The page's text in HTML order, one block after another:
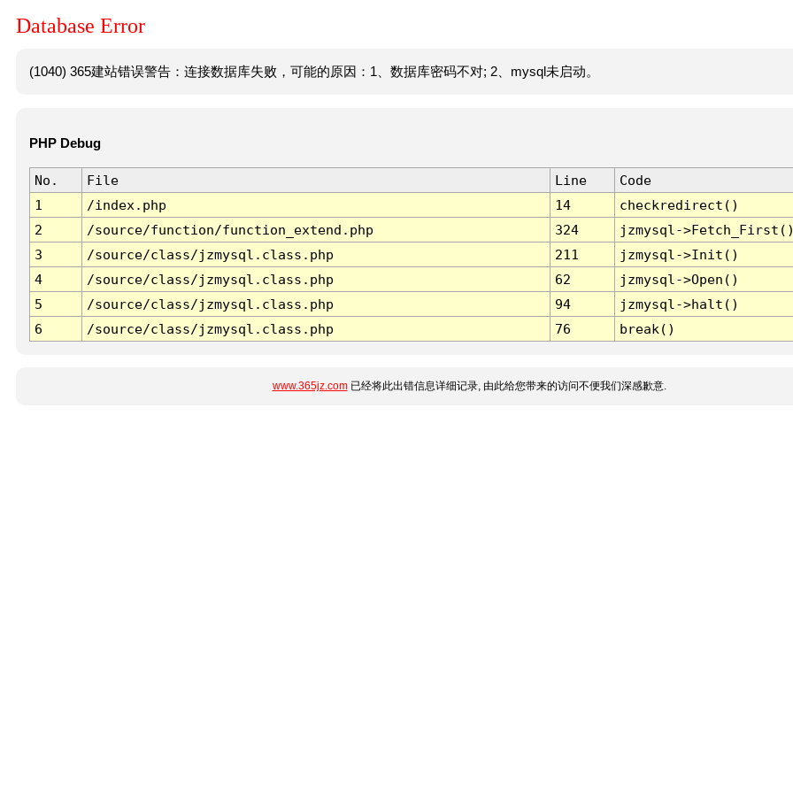
Database Error
(1040) 365建站错误警告：连接数据库失败，可能的原因：1、数据库密码不对; 2、mysql未启动。
PHP Debug
No. File Line
Code
1
/index.php 14
checkredirect()
2
/source/function/function_extend.php 324
jzmysql-
3
/source/class/jzmysql.class.php 211
jzmysql->Init()
4
/source/class/jzmysql.class.php 62
jzmysql->Open()
5
/source/class/jzmysql.class.php 94
jzmysql->halt()
6
/source/class/jzmysql.class.php 76 break()
www.365jz.com已经将此出错信息详细记录, 由此给您带来的访问不便我们深感歉意.